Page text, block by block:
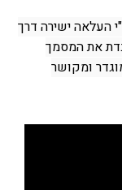
העלאה ישירה דרך
את המסמך
ומקושר